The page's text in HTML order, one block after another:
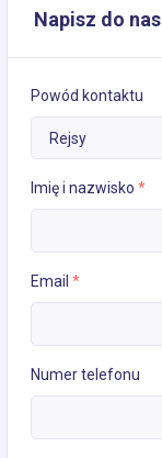
Napisz do nas
Powód kontaktu
Imię i nazwisko *
Email *
Numer telefonu